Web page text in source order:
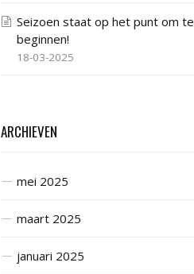
Seizoen staat op het punt om te
beginnen!
18-03-2025
ARCHIEVEN
mei 2025
maart 2025
januari 2025